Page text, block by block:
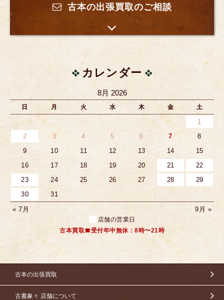
古本の出張買取のご相談
カレンダー
8月 2026
日 月 火 水 木 金 土
1
2
3 4 5 6 7
8
9
10 11 12 13 14
15
16
17 18 19 20 21
22
23
24 25 26 27 28
29
30
31
« 7月
9月 »
店舗の営業日
古本買取☎受付年中無休：8時〜21時
古本の出張買取
古書象々 店舗について